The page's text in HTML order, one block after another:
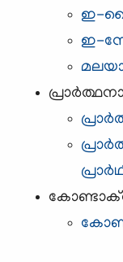
ഇ-
ഇ-